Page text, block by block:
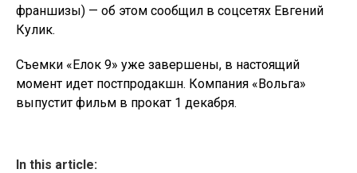
франшизы) — об этом сообщил в соцсетях Евгений
Кулик.
Съемки «Елок 9» уже завершены, в настоящий
момент идет постпродакшн. Компания «Вольга»
выпустит фильм в прокат 1 декабря.
In this article: